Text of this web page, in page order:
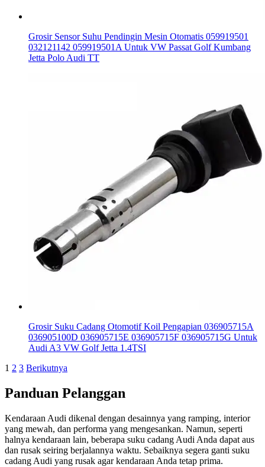
Grosir Sensor Suhu Pendingin Mesin Otomatis 059919501
032121142 059919501A Untuk VW Passat Golf Kumbang
Jetta Polo Audi TT
Grosir Suku Cadang Otomotif Koil Pengapian 036905715A
036905100D 036905715E 036905715F 036905715G Untuk
Audi A3 VW Golf Jetta 1.4TSI
1 2 3 Berikutnya
Panduan Pelanggan
Kendaraan Audi dikenal dengan desainnya yang ramping, interior
yang mewah, dan performa yang mengesankan. Namun, seperti
halnya kendaraan lain, beberapa suku cadang Audi Anda dapat aus
dan rusak seiring berjalannya waktu. Sebaiknya segera ganti suku
cadang Audi yang rusak agar kendaraan Anda tetap prima.